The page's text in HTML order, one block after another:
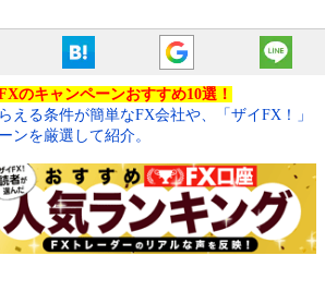
のキャンペーンおすすめ10選！
える条件が簡単なFX会社や、「ザイFX！」
ンを厳選して紹介。